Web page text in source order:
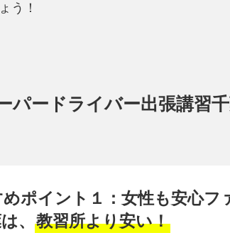
う！
パードライバー出張講習
ポイント１：女性も安心
、 教習所より安い！